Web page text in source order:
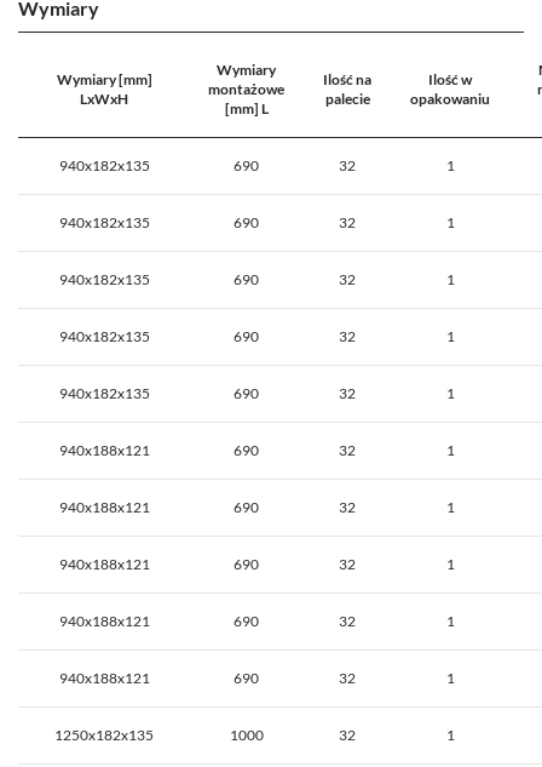
Wymiary
Wymiary [mm]
LxWxH
Wymiary
montażowe
[mm] L
Ilość na
palecie
Ilość w
opakowaniu
940x182x135 690 32 1
940x182x135 690 32 1
940x182x135 690 32 1
940x182x135 690 32 1
940x182x135 690 32 1
940x188x121 690 32 1
940x188x121 690 32 1
940x188x121 690 32 1
940x188x121 690 32 1
940x188x121 690 32 1
1250x182x135 1000 32 1